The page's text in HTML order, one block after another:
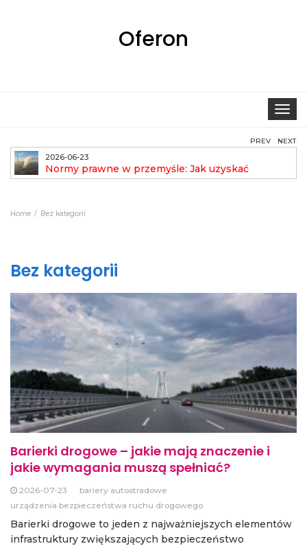
Oferon
Toggle
2026-06-23
Normy prawne w przemyśle: Jak uzyskać
pozwolenie na emisję?
PREV NEXT
Home Bez kategorii
Bez kategorii
Barierki drogowe – jakie mają znaczenie i
jakie wymagania muszą spełniać?
2026-07-23
bariery autostradowe
urządzenia bezpieczeństwa ruchu drogowego
Barierki drogowe to jeden z najważniejszych elementów
infrastruktury zwiększających bezpieczeństwo